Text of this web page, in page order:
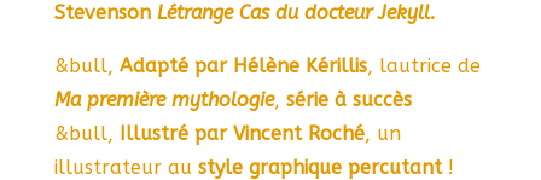
Stevenson Létrange Cas du docteur Jekyll.
&bull, Adapté par Hélène Kérillis, lautrice de
Ma première mythologie, série à succès
&bull, Illustré par Vincent Roché, un
illustrateur au style graphique percutant!